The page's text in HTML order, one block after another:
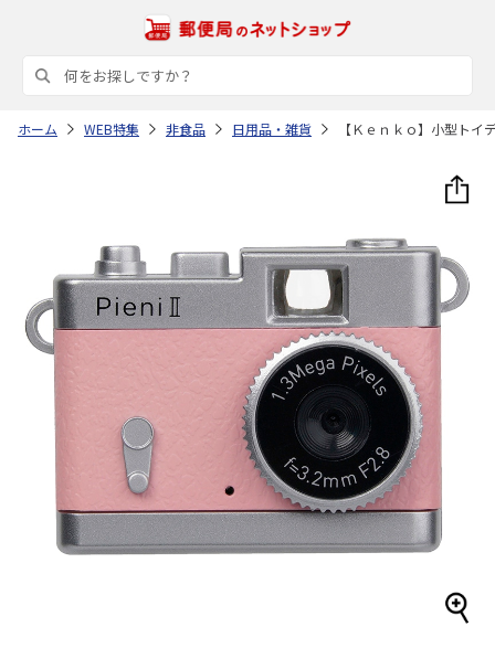
ホーム WEB特集 非食品 日用品・雑貨 【Ｋｅｎｋｏ】小型ト